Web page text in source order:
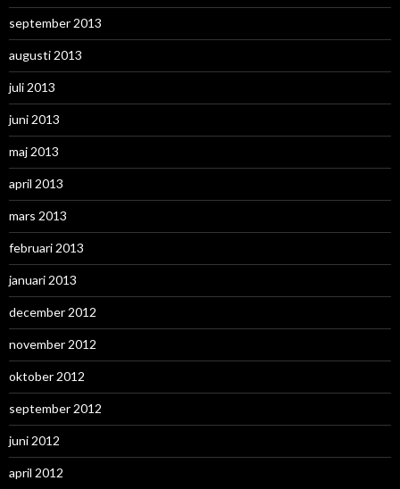
september 2013
augusti 2013
juli 2013
juni 2013
maj 2013
april 2013
mars 2013
februari 2013
januari 2013
december 2012
november 2012
oktober 2012
september 2012
juni 2012
april 2012